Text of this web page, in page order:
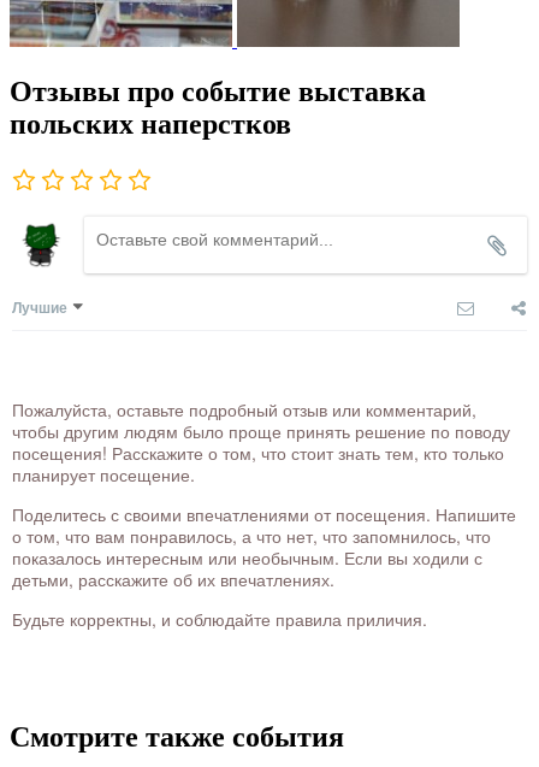
Отзывы про событие выставка
польских наперстков
Лучшие
Пожалуйста, оставьте подробный отзыв или комментарий,
чтобы другим людям было проще принять решение по поводу
посещения! Расскажите о том, что стоит знать тем, кто только
планирует посещение.
Поделитесь с своими впечатлениями от посещения. Напишите
о том, что вам понравилось, а что нет, что запомнилось, что
показалось интересным или необычным. Если вы ходили с
детьми, расскажите об их впечатлениях.
Будьте корректны, и соблюдайте правила приличия.
Смотрите также события